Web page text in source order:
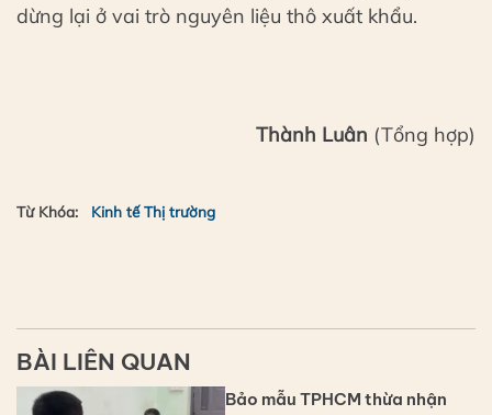
dừng lại ở vai trò nguyên liệu thô xuất khẩu.
Thành Luân (Tổng hợp)
Từ Khóa: Kinh tế Thị trường
BÀI LIÊN QUAN
Bảo mẫu TPHCM thừa nhận